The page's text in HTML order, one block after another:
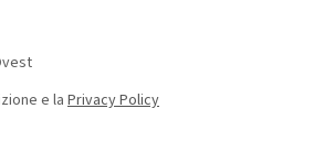
e la Privacy Policy